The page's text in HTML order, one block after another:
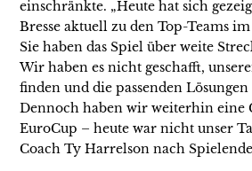
einschränkte. „Heute hat sich
Bresse aktuell zu den Top-Teams
Sie haben das Spiel über weite
Wir haben es nicht geschafft,
finden und die passenden
Dennoch haben wir weiterhin eine
EuroCup – heute war nicht unser
Coach Ty Harrelson nach